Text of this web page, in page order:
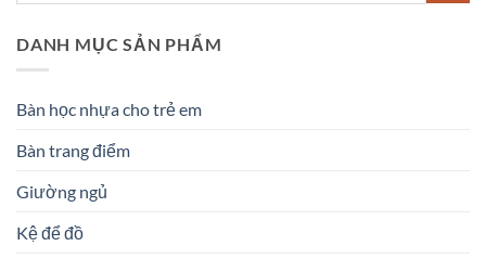
DANH MỤC SẢN PHẨM
Bàn học nhựa cho trẻ em
Bàn trang điểm
Giường ngủ
Kệ để đồ